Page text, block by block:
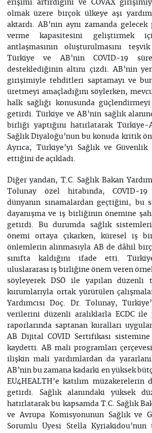
erişimi artırdığını ve COVAX
olmak üzere birçok ülkeye aşı
aktardı. AB’nin aynı zamanda
verme kapasitesini geliştirmek
antlaşmasının oluşturulmasını
Türkiye ve AB’nin COVID-19
desteklediğinin altını çizdi. AB’nin
girişimiyle tehditleri saptamayı ve
üretmeyi amaçladığını söylerken,
halk sağlığı konusunda güçlendirmeyi
getirdi. Türkiye ve AB’nin sağlık
birliği yaptığını hatırlatarak Türkiye-
Sağlık Diyaloğu’nun bu konuda kritik
Ayrıca, Türkiye’yi Sağlık ve Güvenlik
ettiğini de açıkladı.
Diğer yandan, T.C. Sağlık Bakan
Tolunay özel hitabında, COVID-
dünyanın sınamalardan geçtiğini, bu
dayanışma ve iş birliğinin önemine
getirdi. Bu durumda sağlık
önemi ortaya çıkarken, küresel iş
önlemlerin alınmasıyla AB de dâhil
sınıfta kaldığını ifade etti.
uluslararası iş birliğine önem veren
söyleyerek DSÖ ile yapılan düzenli
kurumlarıyla ortak yürütülen
Yardımcısı Doç. Dr. Tolunay,
verilerini düzenli aralıklarla ECDC ile
raporlarında saptanan kuralları
AB Dijital COVID Sertifikası
kaydetti. AB mali programları
ilişkin mali yardımlardan da
AB’nin bu zamana kadarki en yüksek
EU4HEALTH’e katılım
getirdi. Sağlık alanındaki yüksek
hatırlatarak bu kapsamda T.C. Sağlık
ve Avrupa Komisyonunun Sağlık ve
Sorumlu Üyesi Stella Kyriakidou’nun